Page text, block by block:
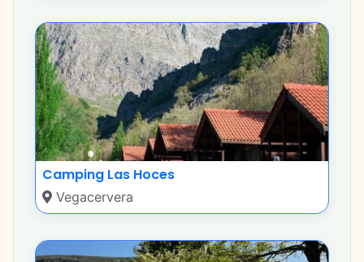
Camping Las Hoces
Vegacervera